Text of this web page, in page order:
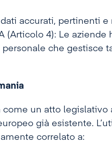
accurati, pertinenti e
(Articolo 4): Le aziende
che gestisce
come un atto legislativo
già esistente.
correlato a: